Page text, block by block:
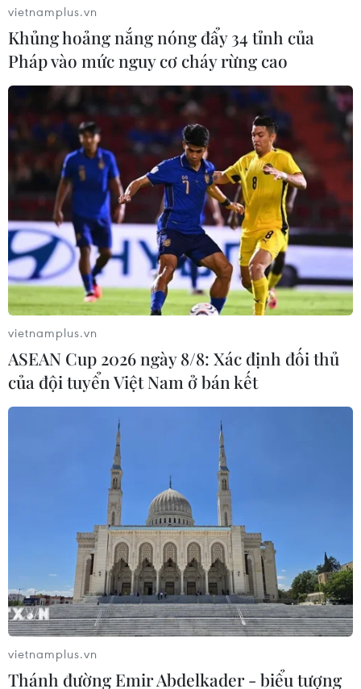
Sự xuất hiện ngày càng nhiều biến thể đã khiến người
đứng đầu Cơ quan Y tế công cộng Canada, bà Theresa
Tam, kêu gọi quốc gia Bắc Mỹ này cảnh giác để ngăn
chặn dịch bệnh tăng nhanh, khó kiểm soát.
CHDC Congo triển khai tiêm chủng
vắcxin phòng bệnh Ebola
Tổng Giám đốc WHO Tedros Adhanom Ghebreyesus đã
bày tỏ quan ngại về sự bùng phát trở lại của dịch bệnh
Ebola tại Tây Phi với tâm điểm là CHDC Công và
vietnamplus.vn
Khủng hoảng nắng nóng đẩy 34 tỉnh của
Pháp vào mức nguy cơ cháy rừng cao
vietnamplus.vn
ASEAN Cup 2026 ngày 8/8: Xác định đối thủ
của đội tuyển Việt Nam ở bán kết
vietnamplus.vn
Thánh đường Emir Abdelkader - biểu tượng